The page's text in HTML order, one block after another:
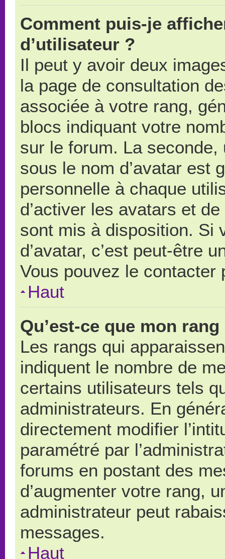
Comment puis-je
d’utilisateur ?
Il peut y avoir deux
la page de consultation
associée à votre rang,
blocs indiquant votre
sur le forum. La
sous le nom d’avatar est
personnelle à chaque
d’activer les avatars et
sont mis à disposition. Si
d’avatar, c’est peut-être
Vous pouvez le contacter
Haut
Qu’est-ce que mon
Les rangs qui
indiquent le nombre de
certains utilisateurs tels
administrateurs. En
directement modifier
paramétré par
forums en postant des
d’augmenter votre rang,
administrateur peut
messages.
Haut